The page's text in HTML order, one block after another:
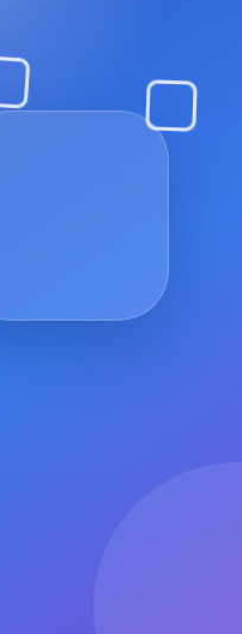
web y el
para mi